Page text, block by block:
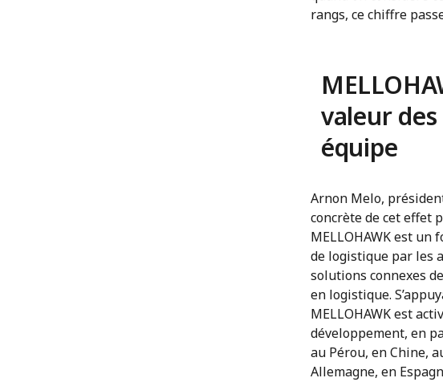
rangs, ce chiffre
valeur
équipe
Arnon Melo,
concrète de cet effet
MELLOHAWK est
de logistique par les
solutions connexes
en logistique.
MELLOHAWK est
développement, en
au Pérou, en Chine,
Allemagne, en